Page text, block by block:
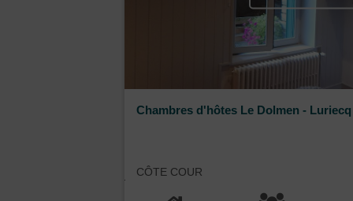
Chambres d'hôtes Le Dolmen - Luriecq
CÔTE COUR